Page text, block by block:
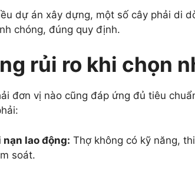
dự án xây dựng, một số cây phải di
chóng, đúng quy định.
rủi ro khi chọn
đơn vị nào cũng đáp ứng đủ tiêu
nạn lao động: Thợ không có kỹ năng,
soát.